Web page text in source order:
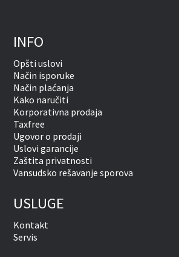
INFO
Opšti uslovi
Način isporuke
Način plaćanja
Kako naručiti
Korporativna prodaja
Taxfree
Ugovor o prodaji
Uslovi garancije
Zaštita privatnosti
Vansudsko rešavanje sporova
USLUGE
Kontakt
Servis